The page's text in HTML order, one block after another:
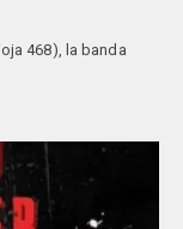
468), la banda